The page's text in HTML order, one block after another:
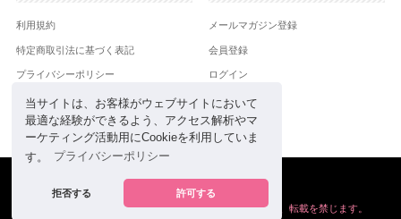
当サイトは、お客様がウェブサイトにおいて
最適な経験ができるよう、アクセス解析やマ
ーケティング活動用にCookieを利用していま
す。
プライバシーポリシー
拒否する 許可する
利用規約
特定商取引法に基づく表記
プライバシーポリシー
運営会社
お問合せ
メールマガジン登録
会員登録
ログイン
powered by
掲載の情報や画像など、すべてのコンテンツの無断複写、転載を禁じます。